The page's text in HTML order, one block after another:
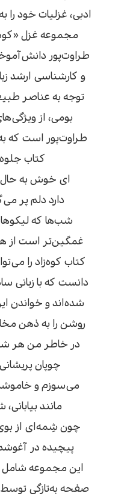
ادبی، غزلیات خود
مجموعه غزل
طراوت‌پور
و کارشناسی ارشد
توجه به عناصر
بومی، از
طراوت‌پور است که
کتاب
ای خوش به حال
دارد دلم پر
شب‌ها که
غمگین‌تر است از
کتاب کوه‌زاد را
دانست که با زبانی
شده‌اند و خواندن
روشن را به ذهن
در خاطر من هر
چوپان
می‌سوزم و
مانند
چون شِمه‌ای از
پیچیده در
صفحه به‌تازگی